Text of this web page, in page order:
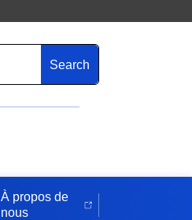
Search
À propos de
nous